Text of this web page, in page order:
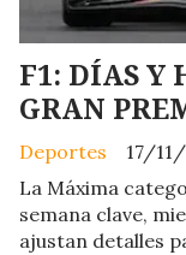
F1: DÍAS Y
GRAN
Deportes
17/
La Máxima
semana clave,
ajustan detalles